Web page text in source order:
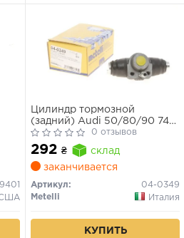
Цилиндр тормозной
(задний) Audi 50/80/90 74-
96/Skoda Octavia 96-10/VW
Caddy/Golf/Passat B3/B4 82-
99
0 отзывов
292 ₴
склад
заканчивается
Артикул:
04-0349
Metelli
Италия
КУПИТЬ